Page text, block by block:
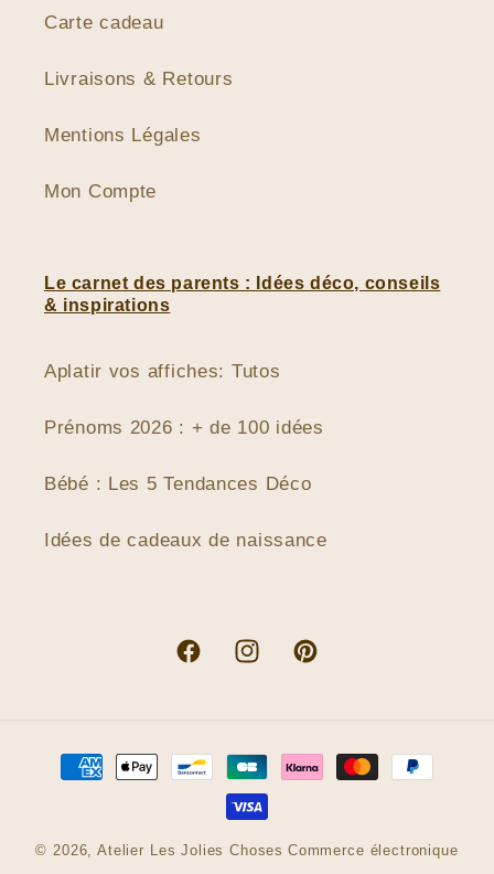
Carte cadeau
Livraisons & Retours
Mentions Légales
Mon Compte
Le carnet des parents : Idées déco, conseils
& inspirations
Aplatir vos affiches: Tutos
Prénoms 2026 : + de 100 idées
Bébé : Les 5 Tendances Déco
Idées de cadeaux de naissance
FacebookInstagramPinterest
Moyens
© 2026,Atelier Les Jolies Choses Commerce électronique